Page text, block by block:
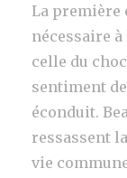
La première
nécessaire
celle du
sentiment
éconduit.
ressassent
vie